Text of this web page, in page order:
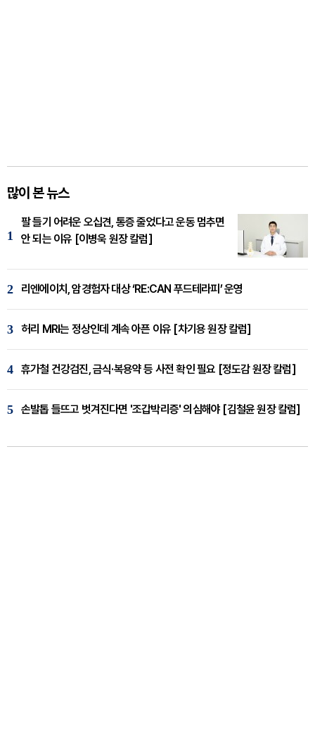
많이 본 뉴스
1
팔 들기 어려운 오십견, 통증 줄었다고 운동 멈추면
안 되는 이유 [이병욱 원장 칼럼]
2 리엔에이치, 암경험자 대상 ‘RE:CAN 푸드테라피’ 운영
3 허리 MRI는 정상인데 계속 아픈 이유 [차기용 원장 칼럼]
4 휴가철 건강검진, 금식·복용약 등 사전 확인 필요 [정도감 원장 칼럼]
5 손발톱 들뜨고 벗겨진다면 '조갑박리증' 의심해야 [김철윤 원장 칼럼]